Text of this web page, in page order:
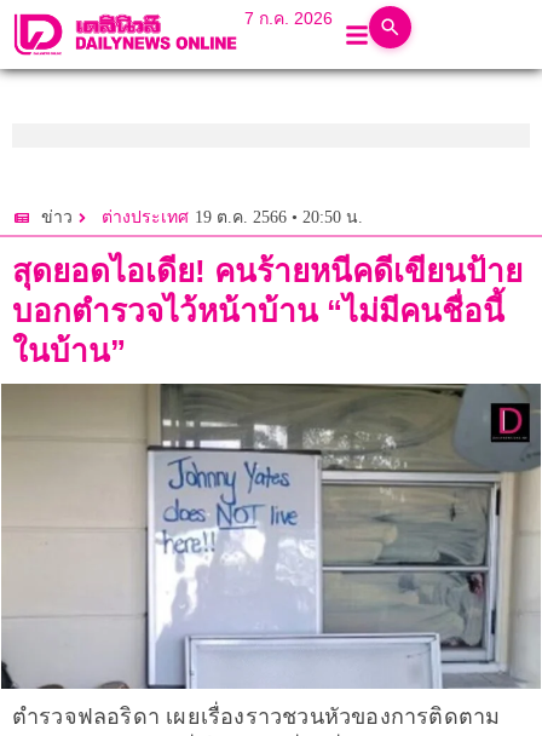
7 ก.ค. 2026
ข่าว ต่างประเทศ 19 ต.ค. 2566 • 20:50 น.
สุดยอดไอเดีย! คนร้ายหนีคดีเขียนป้าย
บอกตำรวจไว้หน้าบ้าน “ไม่มีคนชื่อนี้
ในบ้าน”
ตำรวจฟลอริดา เผยเรื่องราวชวนหัวของการติดตาม